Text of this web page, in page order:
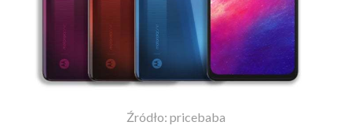
Źródło: pricebaba